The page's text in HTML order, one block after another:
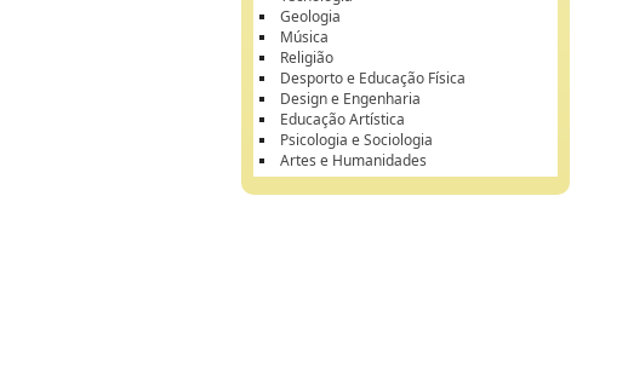
Geologia
Música
Religião
Desporto e Educação Física
Design e Engenharia
Educação Artística
Psicologia e Sociologia
Artes e Humanidades